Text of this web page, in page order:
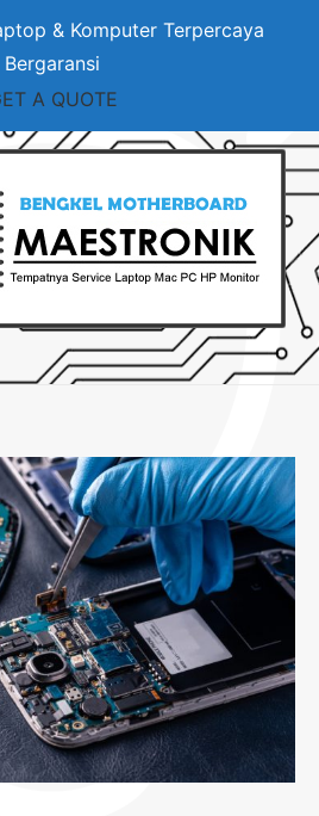
& Komputer Terpercaya
Bergaransi
A QUOTE